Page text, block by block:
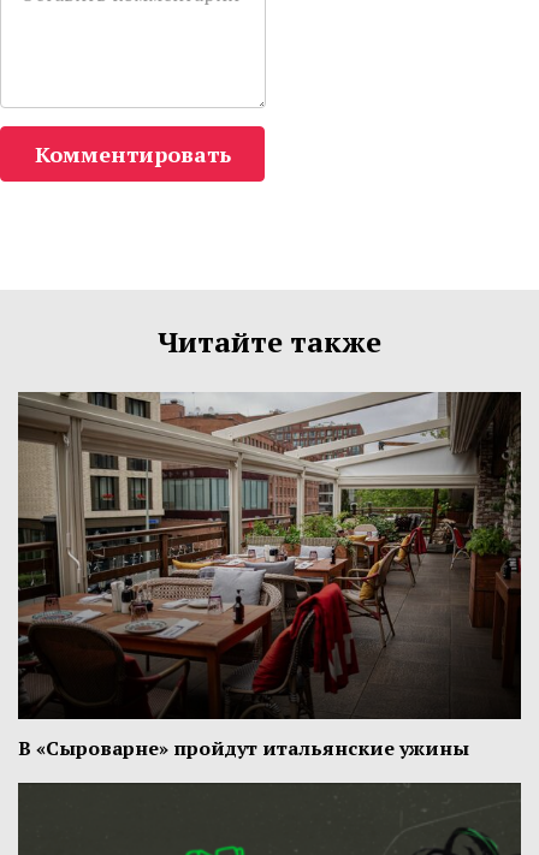
Комментировать
Читайте также
В «Сыроварне» пройдут итальянские ужины